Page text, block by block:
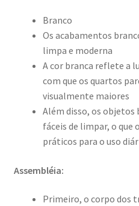
Branco
Os acabamentos
limpa e moderna
A cor branca reflete a
com que os quartos
visualmente maiores
Além disso, os objetos
fáceis de limpar, o
práticos para o uso
Assembléia:
Primeiro, o corpo dos